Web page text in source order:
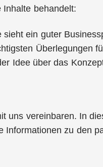
Inhalte behandelt:
ein guter
Überlegungen
Idee über das
uns vereinbaren. In
Informationen zu den